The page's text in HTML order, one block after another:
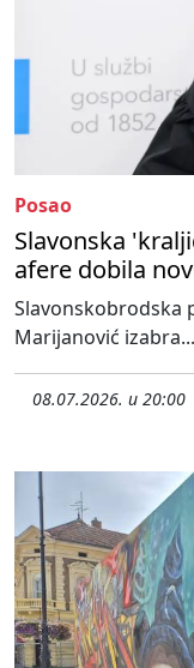
Posao
Slavonska
afere dobila
Slavonskobrodska
Marijanović izabra...
08.07.2026. u 20:00